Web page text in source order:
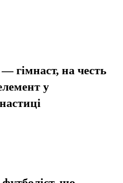
гімнаст, на честь
у